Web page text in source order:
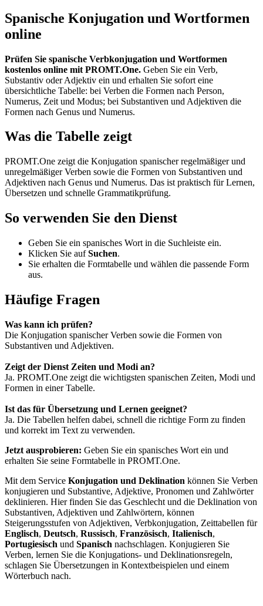
Spanische Konjugation und Wortformen
online
Prüfen Sie spanische Verbkonjugation und Wortformen
kostenlos online mit PROMT.One. Geben Sie ein Verb,
Substantiv oder Adjektiv ein und erhalten Sie sofort eine
übersichtliche Tabelle: bei Verben die Formen nach Person,
Numerus, Zeit und Modus; bei Substantiven und Adjektiven die
Formen nach Genus und Numerus.
Was die Tabelle zeigt
PROMT.One zeigt die Konjugation spanischer regelmäßiger und
unregelmäßiger Verben sowie die Formen von Substantiven und
Adjektiven nach Genus und Numerus. Das ist praktisch für Lernen,
Übersetzen und schnelle Grammatikprüfung.
So verwenden Sie den Dienst
Geben Sie ein spanisches Wort in die Suchleiste ein.
Klicken Sie aufSuchen.
Sie erhalten die Formtabelle und wählen die passende Form
aus.
Häufige Fragen
Was kann ich prüfen?
Die Konjugation spanischer Verben sowie die Formen von
Substantiven und Adjektiven.
Zeigt der Dienst Zeiten und Modi an?
Ja. PROMT.One zeigt die wichtigsten spanischen Zeiten, Modi und
Formen in einer Tabelle.
Ist das für Übersetzung und Lernen geeignet?
Ja. Die Tabellen helfen dabei, schnell die richtige Form zu finden
und korrekt im Text zu verwenden.
Jetzt ausprobieren: Geben Sie ein spanisches Wort ein und
erhalten Sie seine Formtabelle in PROMT.One.
Mit dem Service Konjugation und Deklination können Sie Verben
konjugieren und Substantive, Adjektive, Pronomen und Zahlwörter
deklinieren. Hier finden Sie das Geschlecht und die Deklination von
Substantiven, Adjektiven und Zahlwörtern, können
Steigerungsstufen von Adjektiven, Verbkonjugation, Zeittabellen für
Englisch, Deutsch, Russisch, Französisch, Italienisch,
Portugiesisch und Spanisch nachschlagen. Konjugieren Sie
Verben, lernen Sie die Konjugations- und Deklinationsregeln,
schlagen Sie Übersetzungen in Kontextbeispielen und einem
Wörterbuch nach.